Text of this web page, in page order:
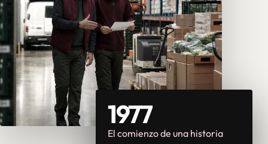
1977
El comienzo de una historia